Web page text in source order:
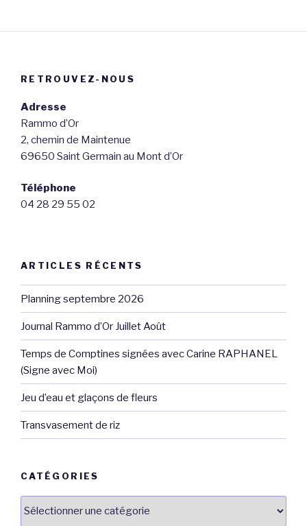
RETROUVEZ-NOUS
Adresse
Rammo d’Or
2, chemin de Maintenue
69650 Saint Germain au Mont d’Or
Téléphone
04 28 29 55 02
ARTICLES RÉCENTS
Planning septembre 2026
Journal Rammo d’Or Juillet Août
Temps de Comptines signées avec Carine RAPHANEL
(Signe avec Moi)
Jeu d’eau et glaçons de fleurs
Transvasement de riz
CATÉGORIES